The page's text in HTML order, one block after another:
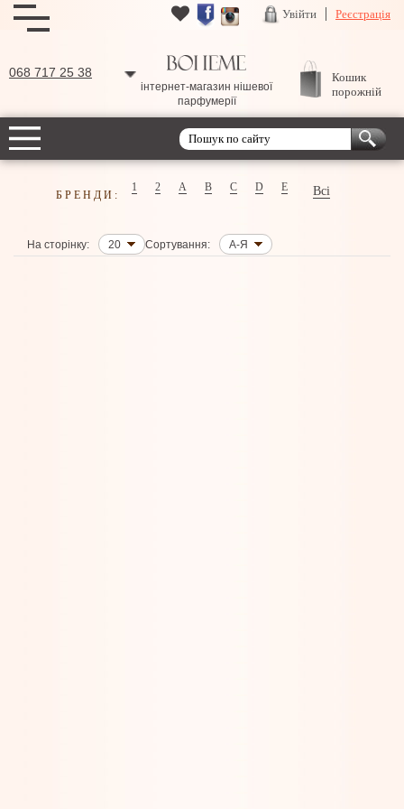
Увійти Реєстрація
068 717 25 38
інтернет-магазин нішевої
парфумерії
Кошик
порожній
БРЕНДИ:
1 2 A B C D E Всі
На сторінку: 20 Сортування: А-Я